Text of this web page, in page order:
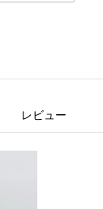
レビュー